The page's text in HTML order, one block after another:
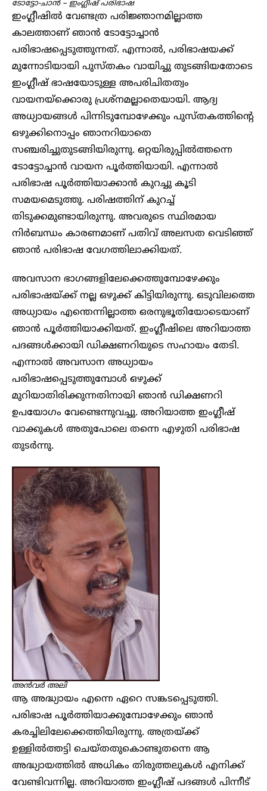
ടോട്ടോ-ചാൻ – ഇംഗ്ലീഷ് പരിഭാഷ
ഇംഗ്ലീഷിൽ വേണ്ടത്ര പരിജ്ഞാനമില്ലാത്ത
കാലത്താണ് ഞാൻ ടോട്ടോച്ചാൻ
പരിഭാഷപ്പെടുത്തുന്നത്. എന്നാൽ, പരിഭാഷയക്ക്
മുന്നോടിയായി പുസ്തകം വായിച്ചു തുടങ്ങിയതോടെ
ഇംഗ്ലീഷ് ഭാഷയോടുള്ള അപരിചിതത്വം
വായനയ്ക്കൊരു പ്രശ്നമല്ലാതെയായി. ആദ്യ
അധ്യായങ്ങൾ പിന്നിടുമ്പോഴേക്കും പുസ്തകത്തിന്റെ
ഒഴുക്കിനൊപ്പം ഞാനറിയാതെ
സഞ്ചരിച്ചുതുടങ്ങിയിരുന്നു. ഒറ്റയിരുപ്പിൽത്തന്നെ
ടോട്ടോച്ചാൻ വായന പൂർത്തിയായി. എന്നാൽ
പരിഭാഷ പൂർത്തിയാക്കാൻ കുറച്ചു കൂടി
സമയമെടുത്തു. പരിഷത്തിന് കുറച്ച്
തിടുക്കമുണ്ടായിരുന്നു. അവരുടെ സ്ഥിരമായ
നിർബന്ധം കാരണമാണ് പതിവ് അലസത വെടിഞ്ഞ്
ഞാൻ പരിഭാഷ വേഗത്തിലാക്കിയത്.
അവസാന ഭാഗങ്ങളിലേക്കെത്തുമ്പോഴേക്കും
പരിഭാഷയ്ക്ക് നല്ല ഒഴുക്ക് കിട്ടിയിരുന്നു. ഒടുവിലത്തെ
അധ്യായം എന്തെന്നില്ലാത്ത ഒരനുഭൂതിയോടെയാണ്
ഞാൻ പൂർത്തിയാക്കിയത്. ഇംഗ്ലീഷിലെ അറിയാത്ത
പദങ്ങൾക്കായി ഡിക്ഷണറിയുടെ സഹായം തേടി.
എന്നാൽ അവസാന അധ്യായം
പരിഭാഷപ്പെടുത്തുമ്പോൾ ഒഴുക്ക്
മുറിയാതിരിക്കുന്നതിനായി ഞാൻ ഡിക്ഷണറി
ഉപയോഗം വേണ്ടെന്നുവച്ചു. അറിയാത്ത ഇംഗ്ലീഷ്
വാക്കുകൾ അതുപോലെ തന്നെ എഴുതി പരിഭാഷ
തുടർന്നു.
അൻവർ അലി
ആ അദ്ധ്യായം എന്നെ ഏറെ സങ്കടപ്പെടുത്തി.
പരിഭാഷ പൂർത്തിയാക്കുമ്പോഴേക്കും ഞാൻ
കരച്ചിലിലേക്കെത്തിയിരുന്നു. അത്രയ്ക്ക്
ഉള്ളിൽത്തട്ടി ചെയ്തതുകൊണ്ടുതന്നെ ആ
അദ്ധ്യായത്തിൽ അധികം തിരുത്തലുകൾ എനിക്ക്
വേണ്ടിവന്നില്ല. അറിയാത്ത ഇംഗ്ലീഷ് പദങ്ങൾ പിന്നീട്